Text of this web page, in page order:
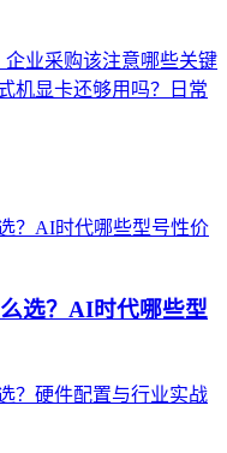
企业采购该注意哪些关键
机显卡还够用吗？日常
选？AI时代哪些型